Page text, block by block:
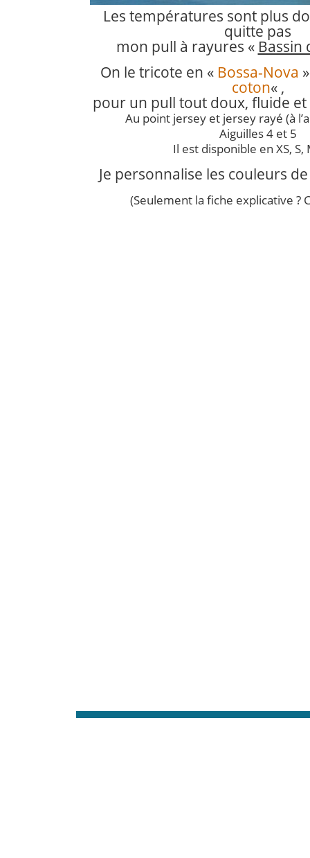
Les températures sont plus
quitte pas
mon pull à rayures « Bassin
On le tricote en « Bossa-Nova
coton« ,
pour un pull tout doux, fluide
Au point jersey et jersey rayé (à
Aiguilles 4 et 5
Il est disponible en XS, S,
Je personnalise les couleurs
(Seulement la fiche explicative ?